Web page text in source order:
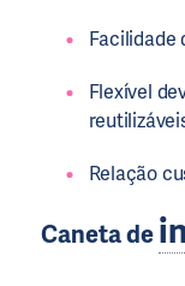
Facilidade
Flexível
Relação
Caneta de